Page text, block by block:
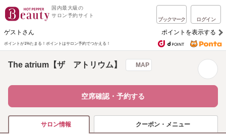
国内最大級の
サロン予約サイト
ブックマーク ログイン
ゲストさん ポイントを表示する
ポイントが1%たまる！ ポイントはサロン予約でつかえる！
The atrium【ザ アトリウム】 MAP
空席確認・予約する
サロン情報 クーポン・メニュー